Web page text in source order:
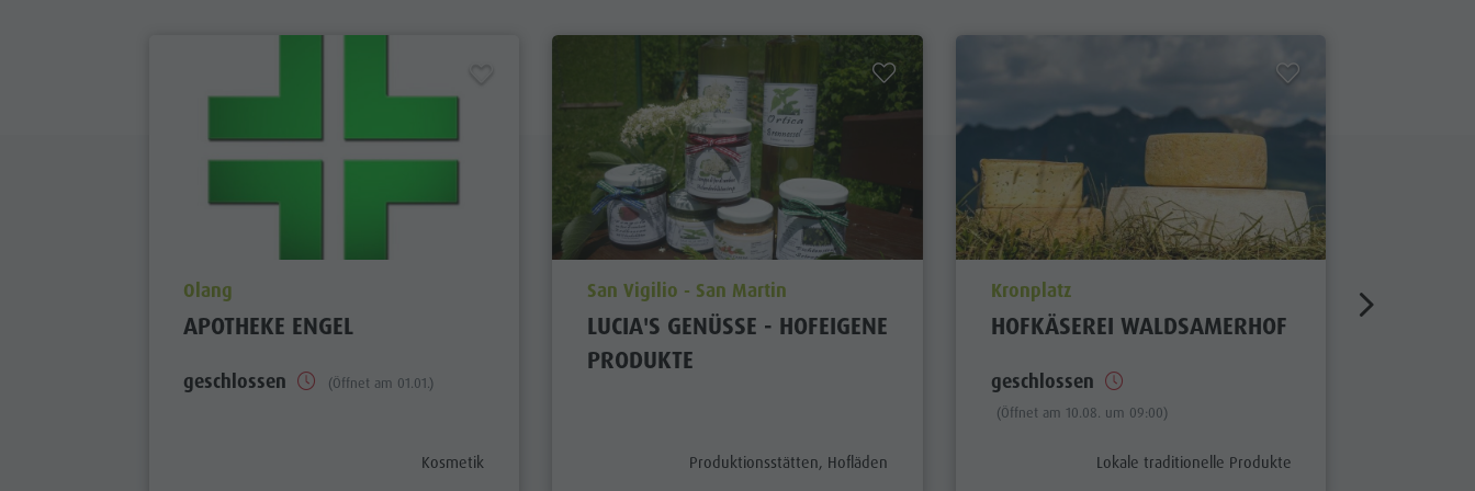
aria.poi_location_prefix
Olang
APOTHEKE ENGEL
geschlossen (Öffnet am 01.01.)
aria.poi_category_prefix
Kosmetik
aria.poi_location_prefix
San Vigilio - San Martin
LUCIA'S GENÜSSE - HOFEIGENE
PRODUKTE
aria.poi_category_prefix
Produktionsstätten, Hofläden
aria.poi_location_prefix
Kronplatz
HOFKÄSEREI WALDSAMERHOF
geschlossen
(Öffnet am 10.08. um 09:00)
aria.poi_category_prefix
Lokale traditionelle Produkte